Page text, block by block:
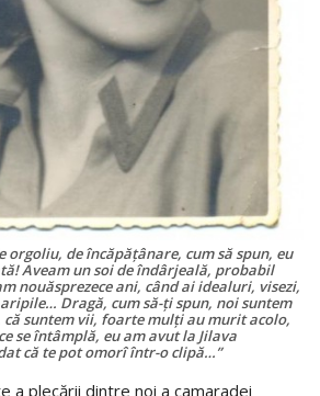
orgoliu, de încăpăţânare, cum să spun, eu
Aveam un soi de îndârjeală, probabil
nouăsprezece ani, când ai idealuri, visezi,
Dragă, cum să-ţi spun, noi suntem
că suntem vii, foarte mulţi au murit acolo,
se întâmplă, eu am avut la Jilava
că te pot omorî într-o clipă…”
a plecării dintre noi a camaradei